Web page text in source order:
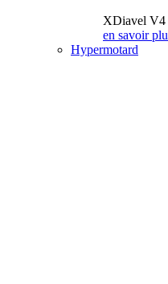
XDiavel V4
en savoir
Hypermotard